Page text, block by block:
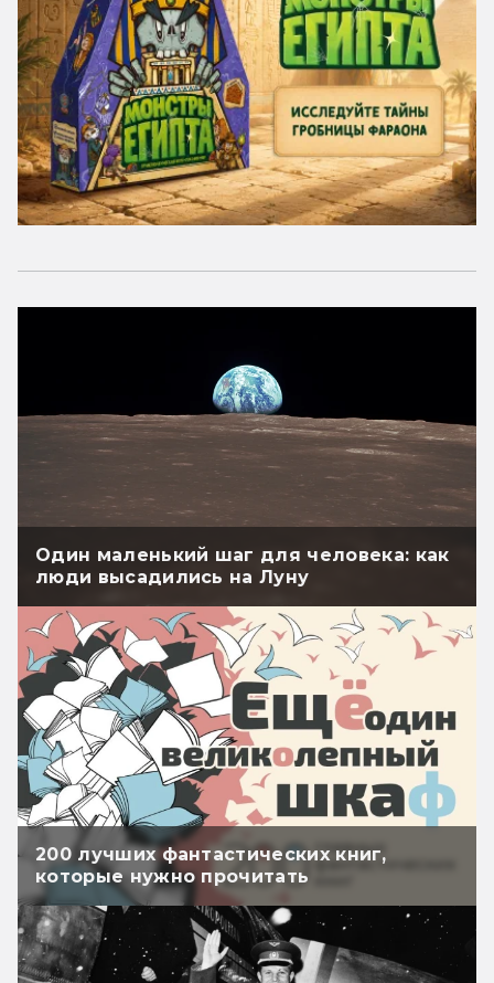
Один маленький шаг для человека: как
люди высадились на Луну
200 лучших фантастических книг,
которые нужно прочитать